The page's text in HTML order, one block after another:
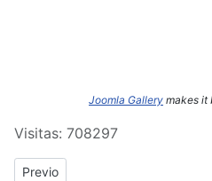
Joomla Gallery makes it
Visitas: 708297
Previous article: ERASMUS+:
Previo